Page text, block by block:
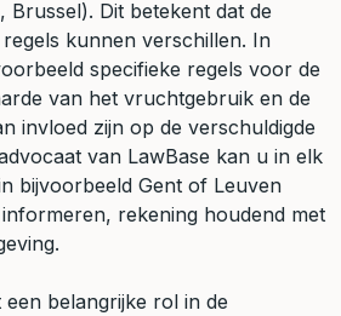
Brussel). Dit betekent dat de
kunnen verschillen. In
specifieke regels voor de
van het vruchtgebruik en de
invloed zijn op de verschuldigde
van LawBase kan u in elk
bijvoorbeeld Gent of Leuven
rekening houdend met
belangrijke rol in de